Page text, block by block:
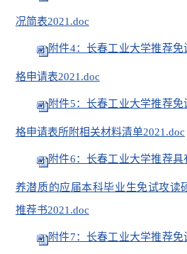
况简表2021.doc
附件4：长春工业大学推荐
格申请表2021.doc
附件5：长春工业大学推荐
格申请表所附相关材料清单2021.doc
附件6：长春工业大学推荐
养潜质的应届本科毕业生免试攻读
推荐书2021.doc
附件7：长春工业大学推荐